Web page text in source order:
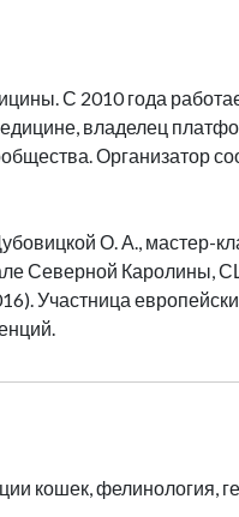
С 2010 года
владелец
Организатор
О. А., мастер-
Северной Каролины,
Участница
кошек, фелинология,